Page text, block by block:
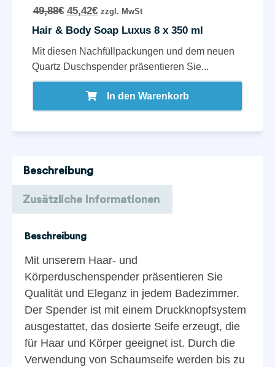
Beschreibung
Zusätzliche Informationen
Beschreibung
Mit unserem Haar- und
Körperduschenspender präsentieren Sie
Qualität und Eleganz in jedem Badezimmer.
Der Spender ist mit einem Druckknopfsystem
ausgestattet, das dosierte Seife erzeugt, die
für Haar und Körper geeignet ist. Durch die
Verwendung von Schaumseife werden bis zu
49,88€ 45,42€ zzgl. MwSt
Hair & Body Soap Luxus 8 x 350 ml
Mit diesen Nachfüllpackungen und dem neuen
Quartz Duschspender präsentieren Sie...
In den Warenkorb